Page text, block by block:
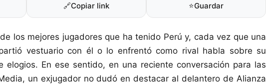
🔗Copiar link ⭐Guardar
los mejores jugadores que ha tenido Perú y, cada vez que una
vestuario con él o lo enfrentó como rival habla sobre su
elogios. En ese sentido, en una reciente conversación para las
un exjugador no dudó en destacar al delantero de Alianza